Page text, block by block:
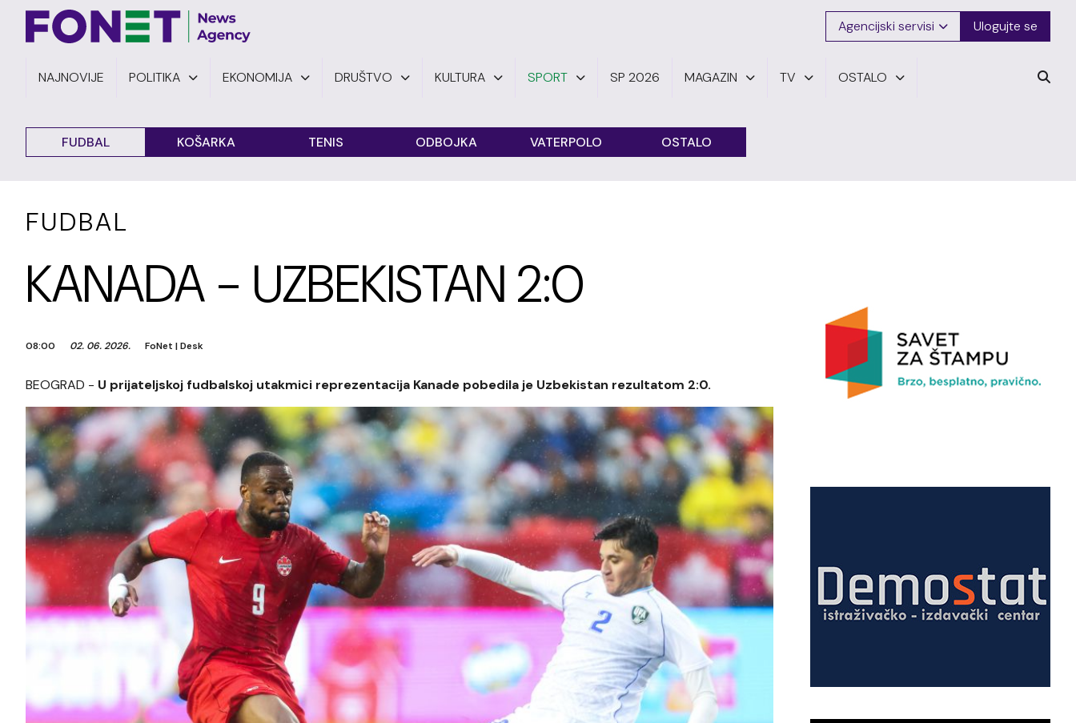
Agencijski servisi Ulogujte se
NAJNOVIJE POLITIKA EKONOMIJA DRUŠTVO KULTURA SPORT SP 2026 MAGAZIN TV OSTALO
FUDBAL KOŠARKA TENIS ODBOJKA VATERPOLO OSTALO
FUDBAL
KANADA - UZBEKISTAN 2:0
08:00 02. 06. 2026. FoNet |Desk
BEOGRAD - U prijateljskoj fudbalskoj utakmici reprezentacija Kanade pobedila je Uzbekistan rezultatom 2:0.